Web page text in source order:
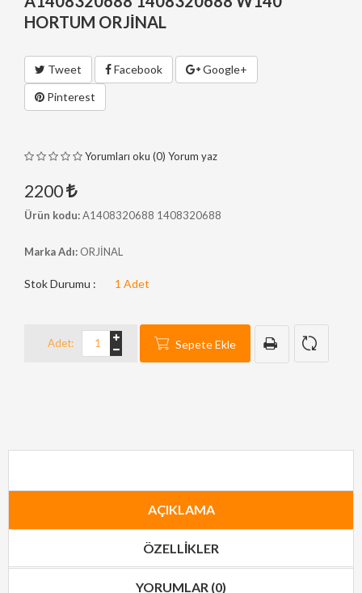
HORTUM ORJİNAL
Tweet Facebook
Google+
Pinterest
Yorumları oku (0) Yorum yaz
2200
Ürün kodu:A1408320688 1408320688
Marka Adı: ORJİNAL
Stok Durumu : 1 Adet
Adet: Sepete Ekle
AÇIKLAMA
ÖZELLIKLER
YORUMLAR (0)